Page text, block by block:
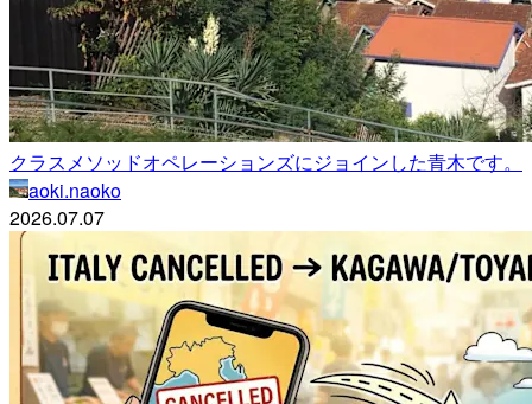
クラスメソッドオペレーションズにジョインした青木です。
aoki.naoko
2026.07.07